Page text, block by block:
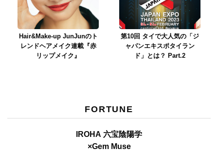
Hair&Make-up JunJunのト
レンドヘアメイク連載『赤
リップメイク』
第10回 タイで大人気の「ジ
ャパンエキスポタイラン
ド」とは？ Part.2
FORTUNE
IROHA 六宝陰陽学
×Gem Muse